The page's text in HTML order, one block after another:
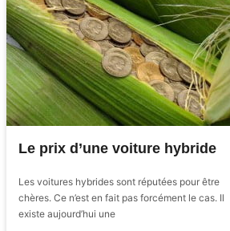
Le prix d’une voiture hybride
Les voitures hybrides sont réputées pour être
chères. Ce n’est en fait pas forcément le cas. Il
existe aujourd’hui une